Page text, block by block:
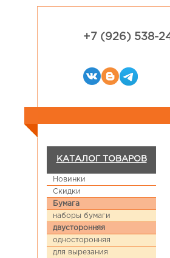
+7 (926) 538-
КАТАЛОГ ТОВАРОВ
Новинки
Скидки
Бумага
наборы бумаги
двусторонняя
односторонняя
для вырезания